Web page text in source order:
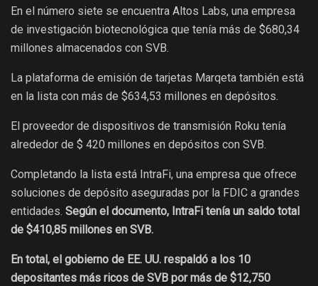
En el número siete se encuentra Altos Labs, una empresa
de investigación biotecnológica que tenía más de $680,34
millones almacenados con SVB.
La plataforma de emisión de tarjetas Marqeta también está
en la lista con más de $634,53 millones en depósitos.
El proveedor de dispositivos de transmisión Roku tenía
alrededor de $ 420 millones en depósitos con SVB.
Completando la lista está IntraFi, una empresa que ofrece
soluciones de depósito aseguradas por la FDIC a grandes
entidades. Según el documento, IntraFi tenía un saldo total
de $410,85 millones en SVB.
En total, el gobierno de EE. UU. respaldó a los 10
depositantes más ricos de SVB por más de $12,750